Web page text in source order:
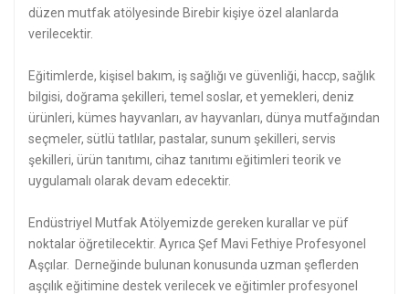
düzen mutfak atölyesinde Birebir kişiye özel alanlarda
verilecektir.
Eğitimlerde, kişisel bakım, iş sağlığı ve güvenliği, haccp, sağlık
bilgisi, doğrama şekilleri, temel soslar, et yemekleri, deniz
ürünleri, kümes hayvanları, av hayvanları, dünya mutfağından
seçmeler, sütlü tatlılar, pastalar, sunum şekilleri, servis
şekilleri, ürün tanıtımı, cihaz tanıtımı eğitimleri teorik ve
uygulamalı olarak devam edecektir.
Endüstriyel Mutfak Atölyemizde gereken kurallar ve püf
noktalar öğretilecektir. Ayrıca Şef Mavi Fethiye Profesyonel
Aşçılar. Derneğinde bulunan konusunda uzman şeflerden
aşçılık eğitimine destek verilecek ve eğitimler profesyonel